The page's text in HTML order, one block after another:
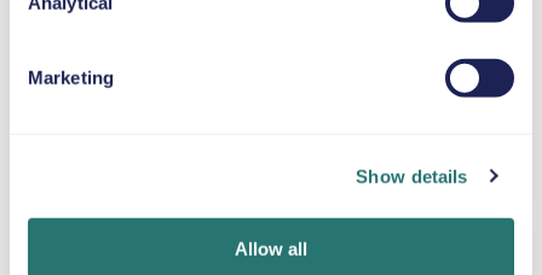
Marketing
Show details
Allow all